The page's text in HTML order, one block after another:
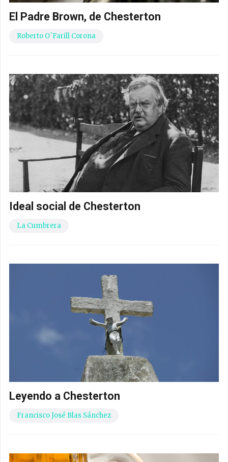
El Padre Brown, de Chesterton
Roberto O´Farill Corona
Ideal social de Chesterton
La Cumbrera
Leyendo a Chesterton
Francisco José Blas Sánchez